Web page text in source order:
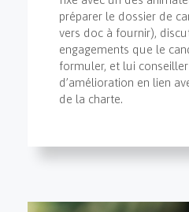
préparer le dossier de
vers doc à fournir),
engagements que le
formuler, et lui
d’amélioration en lien
de la charte.